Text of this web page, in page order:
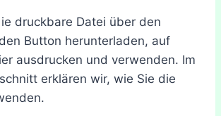
druckbare Datei über den
Button herunterladen, auf
ausdrucken und verwenden. Im
erklären wir, wie Sie die